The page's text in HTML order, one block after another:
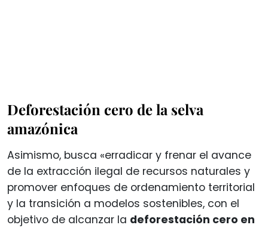
Deforestación cero de la selva
amazónica
Asimismo, busca «erradicar y frenar el avance
de la extracción ilegal de recursos naturales y
promover enfoques de ordenamiento territorial
y la transición a modelos sostenibles, con el
objetivo de alcanzar la deforestación cero en